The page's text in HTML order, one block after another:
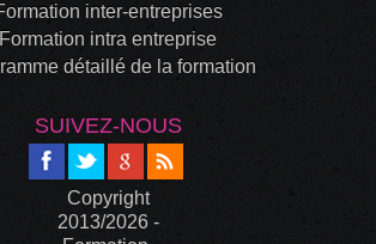
inter-entreprises
Formation intra entreprise
détaillé de la formation
SUIVEZ-NOUS
Copyright
2013/2026 -